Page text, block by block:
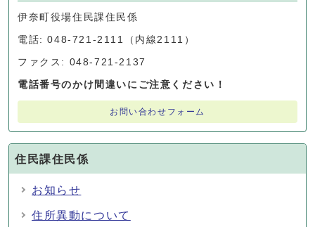
伊奈町役場住民課住民係
電話: 048-721-2111（内線2111）
ファクス: 048-721-2137
電話番号のかけ間違いにご注意ください！
お問い合わせフォーム
住民課住民係
お知らせ
住所異動について